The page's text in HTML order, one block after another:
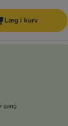
Læg i kurv
gang